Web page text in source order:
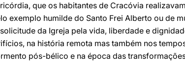
que os habitantes de Cracóvia
exemplo humilde do Santo Frei Alberto ou de
da Igreja pela vida, liberdade e
na história remota mas também nos
pós-bélico e na época das